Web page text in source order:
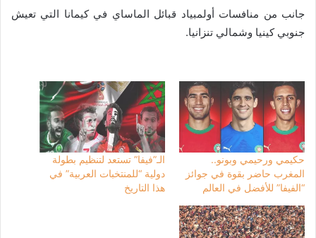
جانب من منافسات أولمبياد قبائل الماساي في كيمانا التي تعيش
جنوبي كينيا وشمالي تنزانيا.
حكيمي ورحيمي وبونو..
المغرب حاضر بقوة في جوائز
“الفيفا” للأفضل في العالم
الـ”فيفا” تستعد لتنظيم بطولة
دولية “للمنتخبات العربية” في
هذا التاريخ